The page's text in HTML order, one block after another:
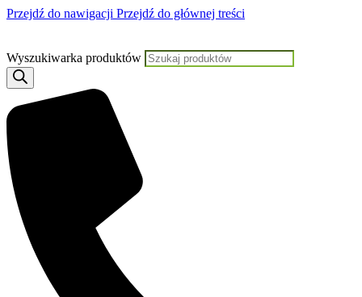
Przejdź do nawigacji Przejdź do głównej treści
Wyszukiwarka produktów